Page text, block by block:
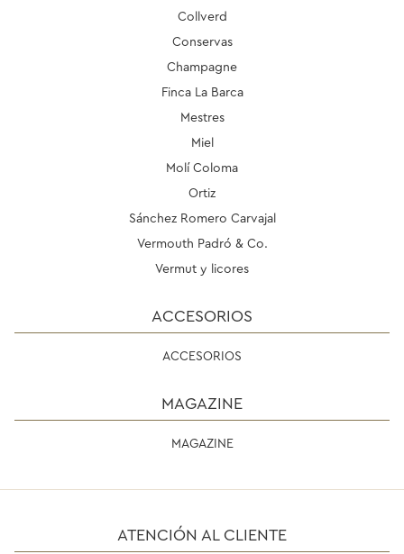
Collverd
Conservas
Champagne
Finca La Barca
Mestres
Miel
Molí Coloma
Ortiz
Sánchez Romero Carvajal
Vermouth Padró & Co.
Vermut y licores
ACCESORIOS
ACCESORIOS
MAGAZINE
MAGAZINE
ATENCIÓN AL CLIENTE